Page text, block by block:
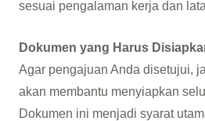
sesuai pengalaman kerja dan
Dokumen yang Harus
Agar pengajuan Anda disetujui,
akan membantu menyiapkan
Dokumen ini menjadi syarat